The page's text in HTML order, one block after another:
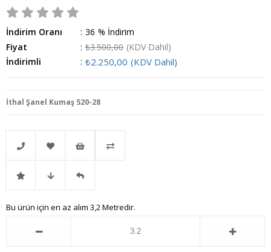
İndirim Oranı : %
36
İndirim
Fiyat
: ₺3.500,00 (KDV Dahil)
İndirimli
: ₺2.250,00 (KDV Dahil)
İthal Şanel Kumaş 520-28
Telefonla
Sipariş
Favorilere
Ekle
İstek
Listeme
İndirimli Fiyat Gelince
Bu ürün için en az alım 3,2 Metredir.